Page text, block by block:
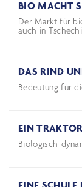
BIO MACHT
Der Markt für
auch in
DAS RIND
Bedeutung für
EIN
Biologisch-